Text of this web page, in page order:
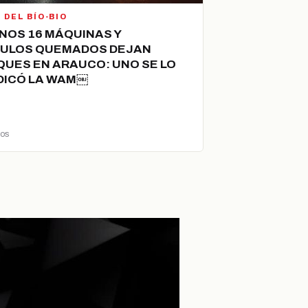
DEL BÍO-BIO
16 MÁQUINAS Y
QUEMADOS DEJAN
EN ARAUCO: UNO SE LO
LA WAM￼